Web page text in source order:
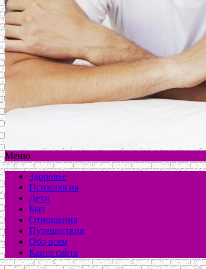
Меню
Здоровье
Психология
Дети
Быт
Отношения
Путешествия
Обо всем
Карта сайта